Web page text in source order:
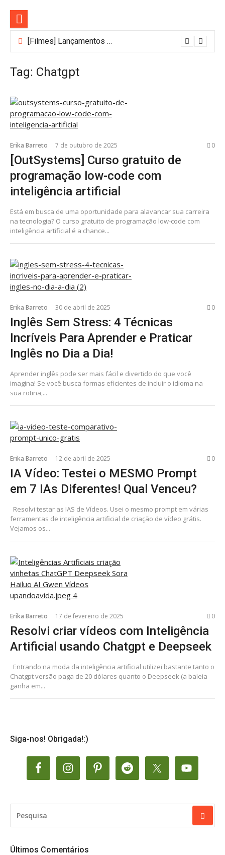
conteúdo
[Filmes] Lançamentos de agosto no Adrenalina Pura+ trazem ação e suspenseBastidores do Filme Filhos de Sangue e Osso Revelam a Magia de Orïsha
Tag: Chatgpt
Erika Barreto 7 de outubro de 2025 0
[OutSystems] Curso gratuito de
programação low-code com
inteligência artificial
Está em busca de uma oportunidade para alavancar sua carreira
na tecnologia? O curso gratuito de programação low-code com
inteligência artificial é a chance...
Erika Barreto 30 de abril de 2025 0
Inglês Sem Stress: 4 Técnicas
Incríveis Para Aprender e Praticar
Inglês no Dia a Dia!
Aprender inglês pode ser mais fácil e divertido do que você
imagina! Se você busca formas eficientes de incluir o idioma na
sua rotina,...
Erika Barreto 12 de abril de 2025 0
IA Vídeo: Testei o MESMO Prompt
em 7 IAs Diferentes! Qual Venceu?
Resolvi testar as IAS de Vídeos. Usei o mesmo prompt em várias
ferramentas de inteligência artificial de criação de vídeo grátis.
Vejamos os...
Erika Barreto 17 de fevereiro de 2025 0
Resolvi criar vídeos com Inteligência
Artificial usando Chatgpt e Deepseek
Entrando na moda da inteligência artificial utilizei bastante tanto o
Chatgpt versão paga de 20 dólares quanto o Deepseek (a baleia
ganha em...
Siga-nos! Obrigada!:)
POR:
Últimos Comentários